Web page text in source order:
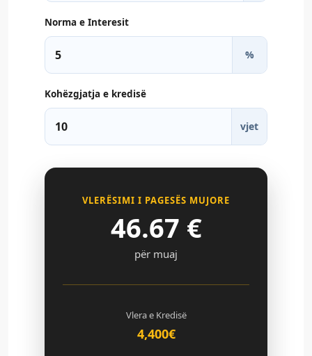
Norma e Interesit
%
Kohëzgjatja e kredisë
vjet
VLERËSIMI I PAGESËS MUJORE
46.67 €
për muaj
Vlera e Kredisë
4,400€